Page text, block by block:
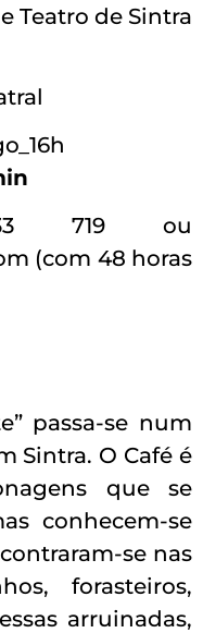
Teatro de Sintra
719 ou
(com 48 horas
passa-se num
Sintra. O Café é
que se
conhecem-se
se nas
forasteiros,
arruinadas,